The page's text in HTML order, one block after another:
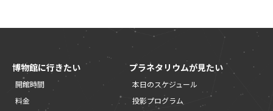
博物館に行きたい
開館時間
料金
プラネタリウムが見たい
本日のスケジュール
投影プログラム